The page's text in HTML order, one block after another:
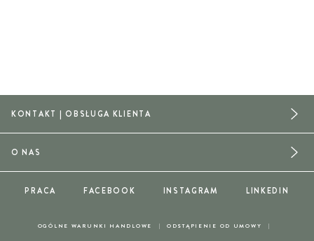
KONTAKT | OBSŁUGA KLIENTA
OGÓLNE WARUNKI HANDLOWE ODSTĄPIENIE OD UMOWY
O NAS
PRACA FACEBOOK INSTAGRAM LINKEDIN